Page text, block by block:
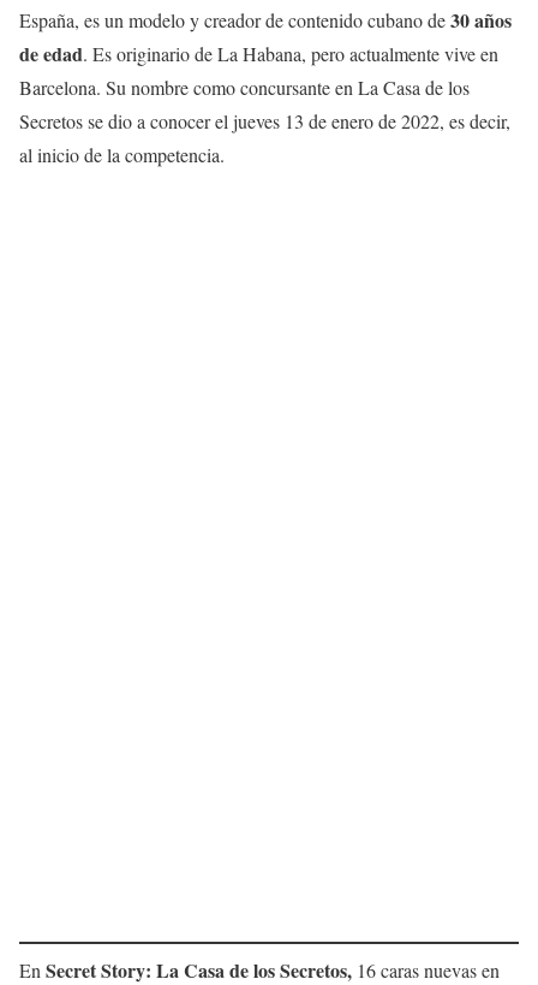
España, es un modelo y creador de contenido cubano de30 años
de edad. Es originario de La Habana, pero actualmente vive en
Barcelona. Su nombre como concursante en La Casa de los
Secretos se dio a conocer el jueves 13 de enero de 2022, es decir,
al inicio de la competencia.
En Secret Story: La Casa de los Secretos, 16 caras nuevas en